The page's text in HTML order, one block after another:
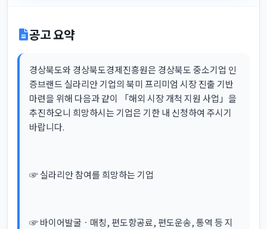
공고 요약
경상북도와 경상북도경제진흥원은 경상북도 중소기업 인
증브랜드 실라리안 기업의 북미 프리미엄 시장 진출 기반
마련을 위해 다음과 같이 「해외 시장 개척 지원 사업」을
추진하오니 희망하시는 기업은 기한 내 신청하여 주시기
바랍니다.
☞ 실라리안 참여를 희망하는 기업
☞ 바이어발굴ㆍ매칭, 편도항공료, 편도운송, 통역 등 지